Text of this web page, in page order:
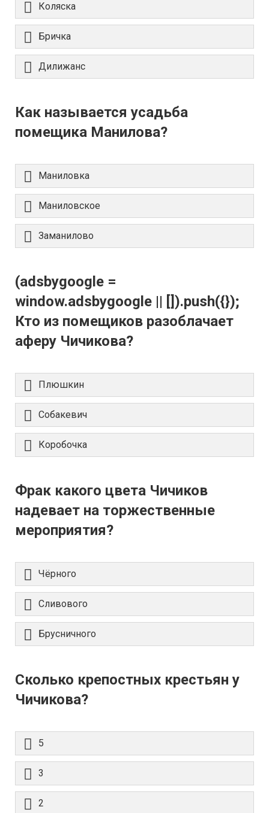
Коляска
Бричка
Дилижанс
Как называется усадьба
помещика Манилова?
Маниловка
Маниловское
Заманилово
(adsbygoogle =
window.adsbygoogle || []).push({});
Кто из помещиков разоблачает
аферу Чичикова?
Плюшкин
Собакевич
Коробочка
Фрак какого цвета Чичиков
надевает на торжественные
мероприятия?
Чёрного
Сливового
Брусничного
Сколько крепостных крестьян у
Чичикова?
5
3
2